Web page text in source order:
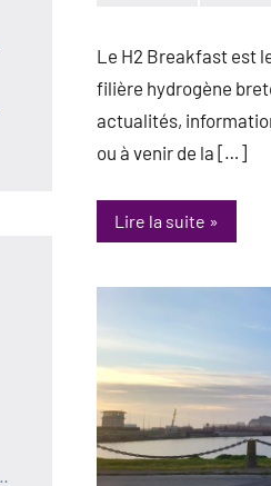
2026
Le H2 Breakfast est
filière hydrogène
actualités,
ou à venir de la […]
Lire la suite